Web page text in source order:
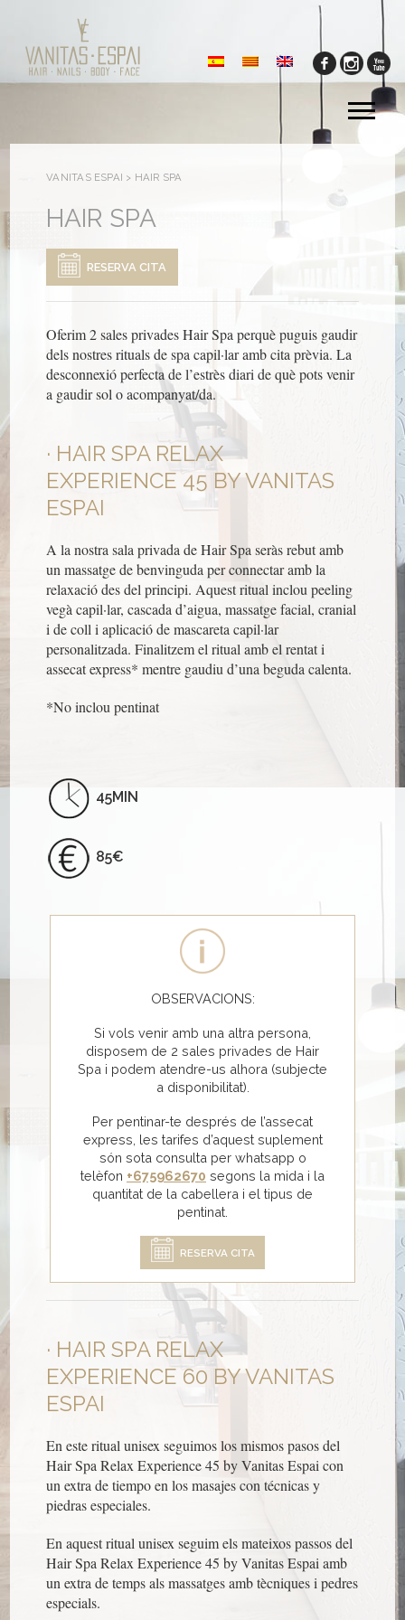
VANITAS ESPAI > HAIR SPA
HAIR SPA
RESERVA CITA
Oferim 2 sales privades Hair Spa perquè puguis gaudir
dels nostres rituals de spa capil·lar amb cita prèvia. La
desconnexió perfecta de l’estrès diari de què pots venir
a gaudir sol o acompanyat/da.
HAIR SPA RELAX
EXPERIENCE 45 BY VANITAS
ESPAI
A la nostra sala privada de Hair Spa seràs rebut amb
un massatge de benvinguda per connectar amb la
relaxació des del principi. Aquest ritual inclou peeling
vegà capil·lar, cascada d’aigua, massatge facial, cranial
i de coll i aplicació de mascareta capil·lar
personalitzada. Finalitzem el ritual amb el rentat i
assecat express* mentre gaudiu d’una beguda calenta.
*No inclou pentinat
45MIN
85€
OBSERVACIONS:
Si vols venir amb una altra persona,
disposem de 2 sales privades de Hair
Spa i podem atendre-us alhora (subjecte
a disponibilitat).
Per pentinar-te després de l’assecat
express, les tarifes d’aquest suplement
són sota consulta per whatsapp o
telèfon +675962670 segons la mida i la
quantitat de la cabellera i el tipus de
pentinat.
RESERVA CITA
HAIR SPA RELAX
EXPERIENCE 60 BY VANITAS
ESPAI
En este ritual unisex seguimos los mismos pasos del
Hair Spa Relax Experience 45 by Vanitas Espai con
un extra de tiempo en los masajes con técnicas y
piedras especiales.
En aquest ritual unisex seguim els mateixos passos del
Hair Spa Relax Experience 45 by Vanitas Espai amb
un extra de temps als massatges amb tècniques i pedres
especials.